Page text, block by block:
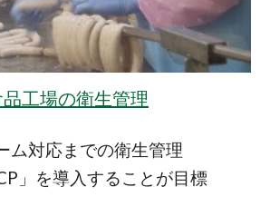
工場の衛生管理
ム対応までの衛生管理
」を導入することが目標